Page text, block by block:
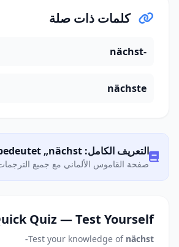
كلمات ذات صلة
nächst-
nächste
التعريف الكامل: Was bedeutet „nächst-"?
صفحة القاموس الألماني مع جميع
Quiz — Test Yourself
Test your knowledge of nächst-